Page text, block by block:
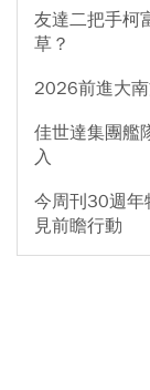
友達二把手柯
草？
2026前進大
佳世達集團艦
入
今周刊30週年
見前瞻行動